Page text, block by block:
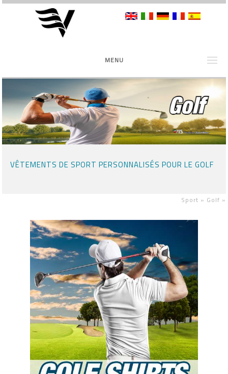
MENU
VÊTEMENTS DE SPORT PERSONNALISÉS POUR LE GOLF
Sport » Golf »